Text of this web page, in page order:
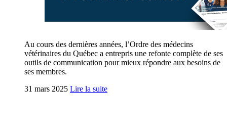
Au cours des dernières années, l’Ordre des médecins
vétérinaires du Québec a entrepris une refonte complète de ses
outils de communication pour mieux répondre aux besoins de
ses membres.
31 mars 2025 Lire la suite